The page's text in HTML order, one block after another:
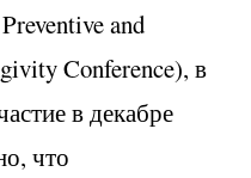
and
Conference), в
в декабре
что